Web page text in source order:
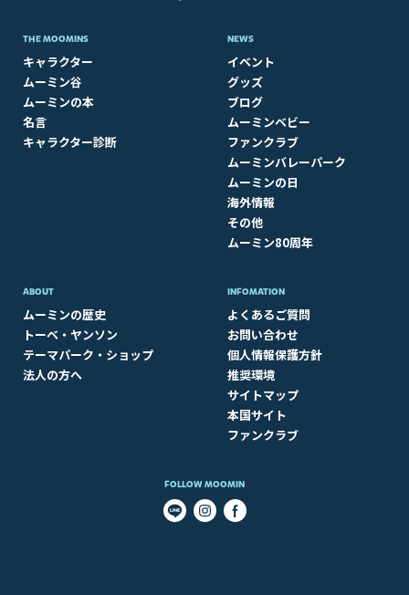
THE MOOMINS
キャラクター
ムーミン谷
ムーミンの本
名言
キャラクター診断
NEWS
イベント
グッズ
ブログ
ムーミンベビー
ファンクラブ
ムーミンバレーパーク
ムーミンの日
海外情報
その他
ムーミン80周年
ABOUT​
ムーミンの歴史
トーベ・ヤンソン
テーマパーク・ショップ
法人の方へ
INFOMATION
よくあるご質問
お問い合わせ
個人情報保護方針
推奨環境
サイトマップ
本国サイト
ファンクラブ
FOLLOW MOOMIN